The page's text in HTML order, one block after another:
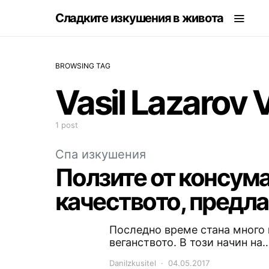
Сладките изкушения в живота
BROWSING TAG
Vasil Lazarov
1 post
Спа изкушения
Ползите от
качеството,
Последно време стана много
веганството. В този начин
DaniIzkusitel 04.05.2017